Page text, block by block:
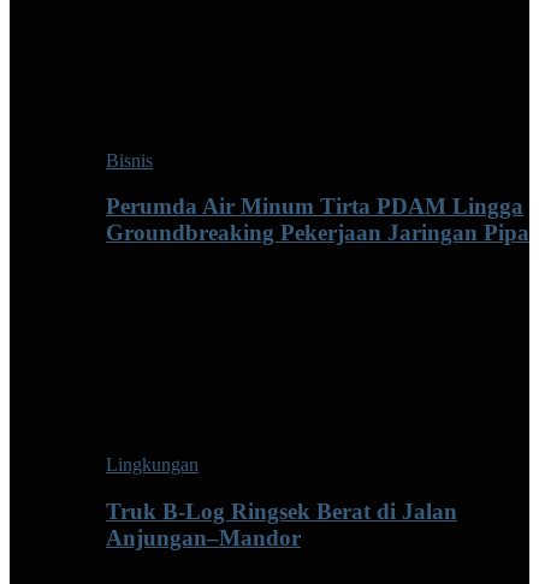
Bisnis
Perumda Air Minum Tirta PDAM Lingga
Groundbreaking Pekerjaan Jaringan Pipa
Lingkungan
Truk B-Log Ringsek Berat di Jalan
Anjungan–Mandor